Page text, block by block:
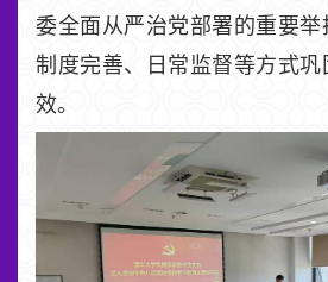
委全面从严治党部署的重要
制度完善、日常监督等方式
效。